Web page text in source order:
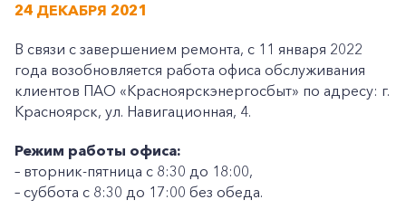
24 ДЕКАБРЯ 2021
В связи с завершением ремонта, с 11 января 2022
года возобновляется работа офиса обслуживания
клиентов ПАО «Красноярскэнергосбыт» по адресу: г.
Красноярск, ул. Навигационная, 4.
Режим работы офиса:
– вторник-пятница с 8:30 до 18:00,
– суббота с 8:30 до 17:00 без обеда.